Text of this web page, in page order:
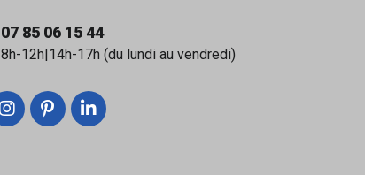
07 85 06 15 44
8h-12h|14h-17h (du lundi au vendredi)